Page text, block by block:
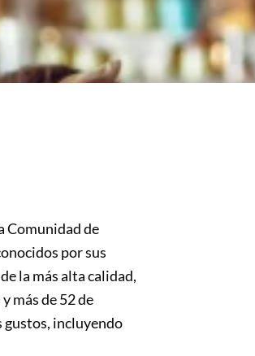
Comunidad de
por sus
la más alta calidad,
más de 52 de
gustos, incluyendo